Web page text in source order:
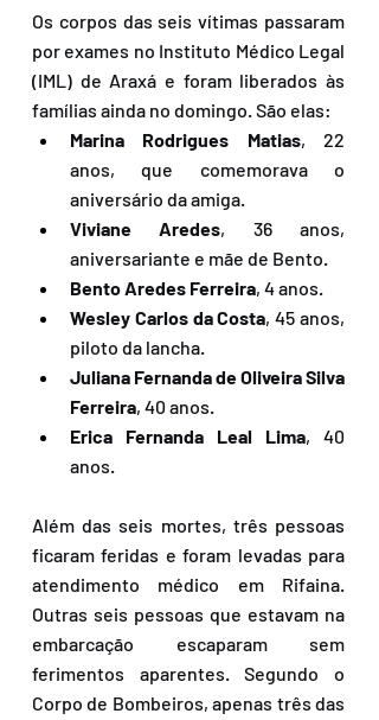
Os corpos das seis vítimas passaram
por exames no Instituto Médico Legal
(IML) de Araxá e foram liberados às
famílias ainda no domingo. São elas:
Marina Rodrigues Matias, 22
anos, que comemorava o
aniversário da amiga.
Viviane Aredes, 36 anos,
aniversariante e mãe de Bento.
Bento Aredes Ferreira, 4 anos.
Wesley Carlos da Costa, 45 anos,
piloto da lancha.
Juliana Fernanda de Oliveira Silva
Ferreira, 40 anos.
Erica Fernanda Leal Lima, 40
anos.
Além das seis mortes, três pessoas
ficaram feridas e foram levadas para
atendimento médico em Rifaina.
Outras seis pessoas que estavam na
embarcação escaparam sem
ferimentos aparentes. Segundo o
Corpo de Bombeiros, apenas três das